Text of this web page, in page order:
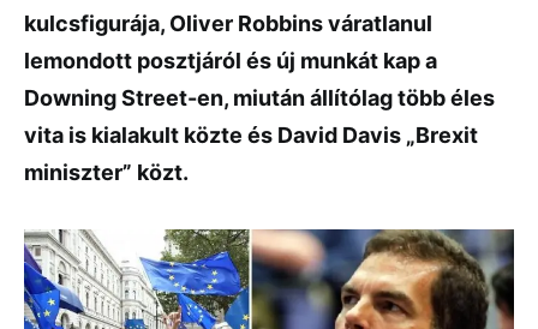
kulcsfigurája, Oliver Robbins váratlanul
lemondott posztjáról és új munkát kap a
Downing Street-en, miután állítólag több éles
vita is kialakult közte és David Davis „Brexit
miniszter” közt.